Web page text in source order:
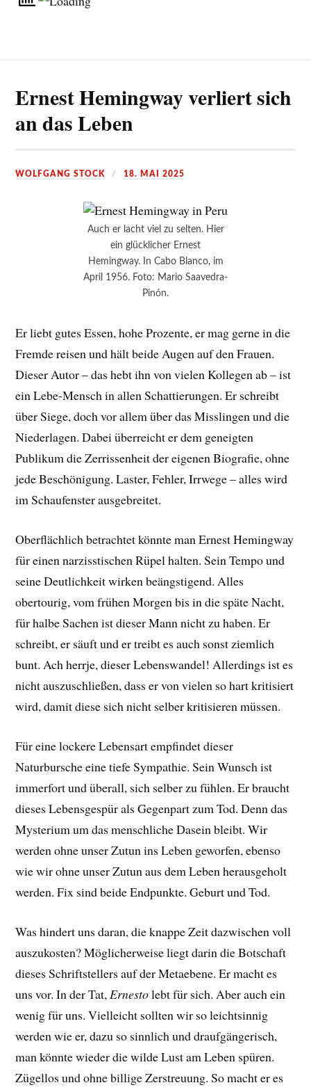
Ernest Hemingway verliert sich
an das Leben
WOLFGANG STOCK 18. MAI 2025
Auch er lacht viel zu selten. Hier
ein glücklicher Ernest
Hemingway. In Cabo Blanco, im
April 1956. Foto: Mario Saavedra-
Pinón.
Er liebt gutes Essen, hohe Prozente, er mag gerne in die
Fremde reisen und hält beide Augen auf den Frauen.
Dieser Autor – das hebt ihn von vielen Kollegen ab – ist
ein Lebe-Mensch in allen Schattierungen. Er schreibt
über Siege, doch vor allem über das Misslingen und die
Niederlagen. Dabei überreicht er dem geneigten
Publikum die Zerrissenheit der eigenen Biografie, ohne
jede Beschönigung. Laster, Fehler, Irrwege – alles wird
im Schaufenster ausgebreitet.
Oberflächlich betrachtet könnte man Ernest Hemingway
für einen narzisstischen Rüpel halten. Sein Tempo und
seine Deutlichkeit wirken beängstigend. Alles
obertourig, vom frühen Morgen bis in die späte Nacht,
für halbe Sachen ist dieser Mann nicht zu haben. Er
schreibt, er säuft und er treibt es auch sonst ziemlich
bunt. Ach herrje, dieser Lebenswandel! Allerdings ist es
nicht auszuschließen, dass er von vielen so hart kritisiert
wird, damit diese sich nicht selber kritisieren müssen.
Für eine lockere Lebensart empfindet dieser
Naturbursche eine tiefe Sympathie. Sein Wunsch ist
immerfort und überall, sich selber zu fühlen. Er braucht
dieses Lebensgespür als Gegenpart zum Tod. Denn das
Mysterium um das menschliche Dasein bleibt. Wir
werden ohne unser Zutun ins Leben geworfen, ebenso
wie wir ohne unser Zutun aus dem Leben herausgeholt
werden. Fix sind beide Endpunkte. Geburt und Tod.
Was hindert uns daran, die knappe Zeit dazwischen voll
auszukosten? Möglicherweise liegt darin die Botschaft
dieses Schriftstellers auf der Metaebene. Er macht es
uns vor. In der Tat, Ernestolebt für sich. Aber auch ein
wenig für uns. Vielleicht sollten wir so leichtsinnig
werden wie er, dazu so sinnlich und draufgängerisch,
man könnte wieder die wilde Lust am Leben spüren.
Zügellos und ohne billige Zerstreuung. So macht er es